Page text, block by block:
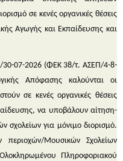
σε κενές οργανικές θέσεις
Αγωγής και Εκπαίδευσης και
30-07-2026 (ΦΕΚ 38/τ. ΑΣΕΠ/4-8-
Απόφασης καλούνται οι
σε κενές οργανικές θέσεις
να υποβάλουν αίτηση-
σχολείων για μόνιμο διορισμό.
Μουσικών Σχολείων
Πληροφοριακού